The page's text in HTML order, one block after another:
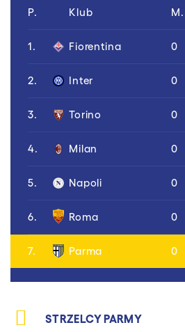
P. Klub M.
1. Fiorentina 0
2. Inter 0
3. Torino 0
4. Milan 0
5. Napoli 0
6. Roma 0
7. Parma 0
STRZELCY PARMY